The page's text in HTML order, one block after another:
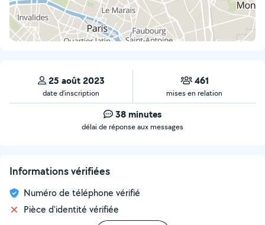
25 août 2023
date d’inscription
461
mises en relation
38 minutes
délai de réponse aux messages
Informations vérifiées
Numéro de téléphone vérifié
Pièce d'identité vérifiée